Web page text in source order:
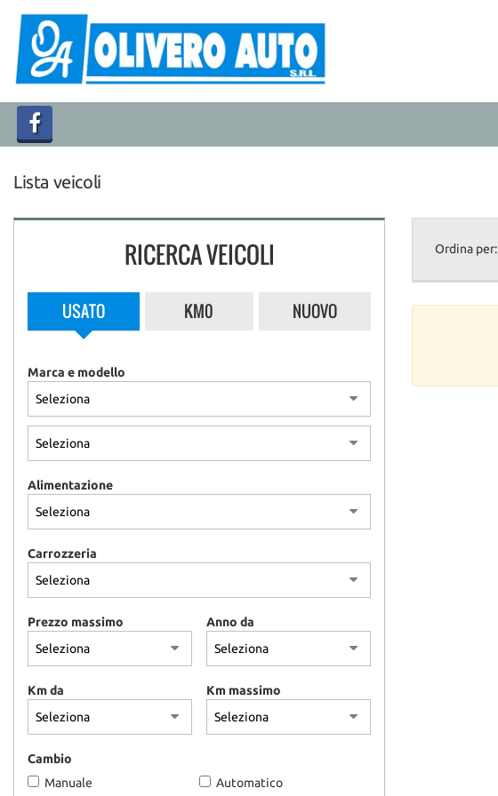
HOME
LISTA VEICOLI
ACQUISTIAMO USATO
ASSISTENZA
Lista veicoli
RICERCA VEICOLI
USATO KM0 NUOVO
Marca e modello
Alimentazione
Carrozzeria
Prezzo massimo Anno da
Km da Km massimo
Cambio
Manuale
Automatico
Ordina per: